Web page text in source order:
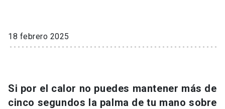
Internacionalización
Vinculación
18 febrero 2025
Si por el calor no puedes mantener más de
cinco segundos la palma de tu mano sobre